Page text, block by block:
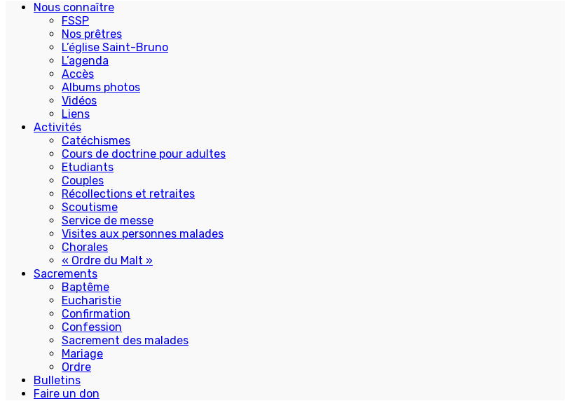
Nous connaître
FSSP
Nos prêtres
L’église Saint-Bruno
L’agenda
Accès
Albums photos
Vidéos
Liens
Activités
Catéchismes
Cours de doctrine pour adultes
Etudiants
Couples
Récollections et retraites
Scoutisme
Service de messe
Visites aux personnes malades
Chorales
« Ordre du Malt »
Sacrements
Baptême
Eucharistie
Confirmation
Confession
Sacrement des malades
Mariage
Ordre
Bulletins
Faire un don